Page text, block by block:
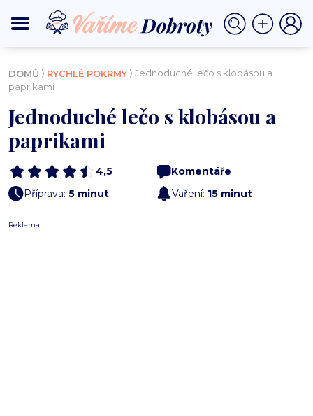
DOMŮ ⟩ RYCHLÉ POKRMY ⟩ Jednoduché lečo s klobásou a
paprikami
Jednoduché lečo s klobásou a
paprikami
4,5
Komentáře
Příprava: 5 minut Vaření: 15 minut
Reklama